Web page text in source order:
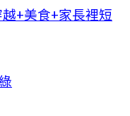
+美食+家長裡短